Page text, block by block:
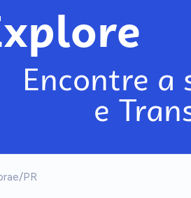
Explore
Encontre a
e